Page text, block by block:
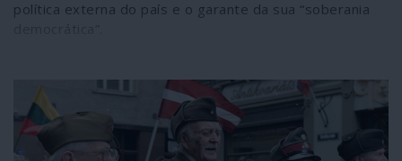
política externa do país e o garante da sua “soberania